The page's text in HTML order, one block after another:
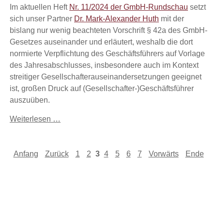
Im aktuellen Heft Nr. 11/2024 der GmbH-Rundschau setzt
sich unser Partner Dr. Mark-Alexander Huth mit der
bislang nur wenig beachteten Vorschrift § 42a des GmbH-
Gesetzes auseinander und erläutert, weshalb die dort
normierte Verpflichtung des Geschäftsführers auf Vorlage
des Jahresabschlusses, insbesondere auch im Kontext
streitiger Gesellschafterauseinandersetzungen geeignet
ist, großen Druck auf (Gesellschafter-)Geschäftsführer
auszuüben.
Weiterlesen …
Anfang Zurück 1 2 3 4 5 6 7 Vorwärts Ende